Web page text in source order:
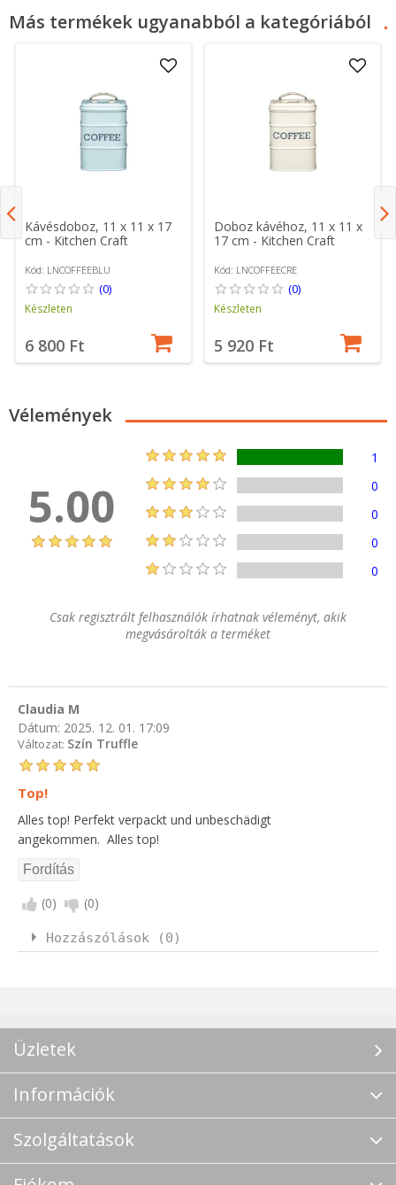
Más termékek ugyanabból a kategóriából
Kávésdoboz, 11 x 11 x 17
cm - Kitchen Craft
Kód: LNCOFFEEBLU
(0)
Készleten
6 800 Ft
Doboz kávéhoz, 11 x 11 x
17 cm - Kitchen Craft
Kód: LNCOFFEECRE
(0)
Készleten
5 920 Ft
Vélemények
5.00
1
0
0
0
0
Csak regisztrált felhasználók írhatnak véleményt, akik
megvásárolták a terméket
Claudia M
Dátum: 2025. 12. 01. 17:09
Változat: Szín Truffle
Top!
Alles top! Perfekt verpackt und unbeschädigt
angekommen. Alles top!
(0) (0)
Hozzászólások (0)
Üzletek
Információk
Szolgáltatások